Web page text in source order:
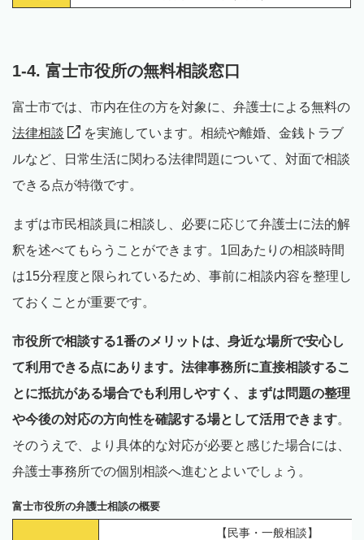
1-4. 富士市役所の無料相談窓口
富士市では、市内在住の方を対象に、弁護士による無料の
法律相談
を実施しています。相続や離婚、金銭トラブ
ルなど、日常生活に関わる法律問題について、対面で相談
できる点が特徴です。
まずは市民相談員に相談し、必要に応じて弁護士に法的解
釈を述べてもらうことができます。1回あたりの相談時間
は15分程度と限られているため、事前に相談内容を整理し
ておくことが重要です。
市役所で相談する1番のメリットは、身近な場所で安心し
て利用できる点にあります。法律事務所に直接相談するこ
とに抵抗がある場合でも利用しやすく、まずは問題の整理
や今後の対応の方向性を確認する場として活用できます。
そのうえで、より具体的な対応が必要と感じた場合には、
弁護士事務所での個別相談へ進むとよいでしょう。
富士市役所の弁護士相談の概要
【民事・一般相談】